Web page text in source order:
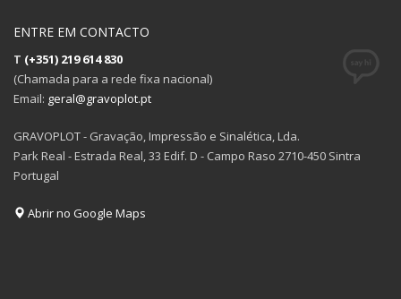
ENTRE EM CONTACTO
T (+351) 219 614 830
(Chamada para a rede fixa nacional)
Email: geral@gravoplot.pt
GRAVOPLOT - Gravação, Impressão e Sinalética, Lda.
Park Real - Estrada Real, 33 Edif. D - Campo Raso 2710-450 Sintra
Portugal
Abrir no Google Maps